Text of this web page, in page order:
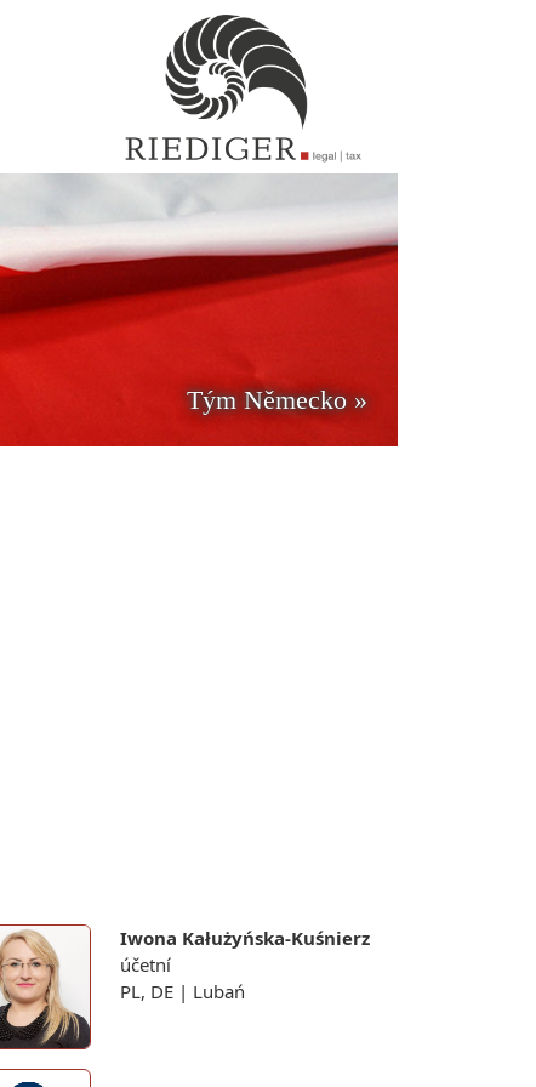
Tým Německo »
Iwona Kałużyńska-Kuśnierz
účetní
PL, DE | Lubań